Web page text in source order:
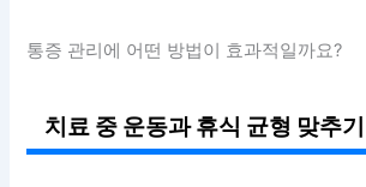
통증 관리에 어떤 방법이 효과적일까요?
치료 중 운동과 휴식 균형 맞추기